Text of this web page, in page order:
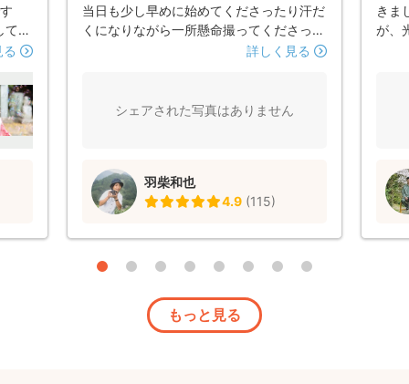
てく
が
当日も少し早めに始めてくださったり汗だ
くになりながら一所懸命撮ってくださった
と感じています。 仕上がりも予想以上に
詳しく見る
シェアされた写真はありません
羽柴和也
4.9 (115)
きま
が、
もっと見る